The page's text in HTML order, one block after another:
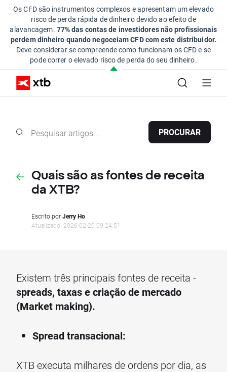
Os CFD são instrumentos complexos e apresentam um elevado
risco de perda rápida de dinheiro devido ao efeito de
alavancagem. 77% das contas de investidores não profissionais
perdem dinheiro quando negoceiam CFD com este distribuidor.
Deve considerar se compreende como funcionam os CFD e se
pode correr o elevado risco de perda do seu dinheiro.
PROCURAR
Quais são as fontes de receita
da XTB?
Escrito porJerry Ho
Atualizado: 2026-02-20 09:24:51
Existem três principais fontes de receita -
spreads, taxas e criação de mercado
(Market making).
Spread transacional:
XTB executa milhares de ordens por dia, as